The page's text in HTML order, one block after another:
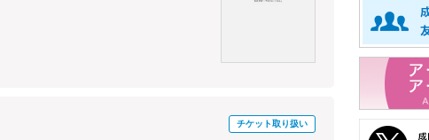
チケット取り扱い